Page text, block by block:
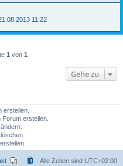
11:22
1 von 1
Gehe zu
erstellen.
erstellen.
ändern.
löschen.
Alle Zeiten sind UTC+02:00